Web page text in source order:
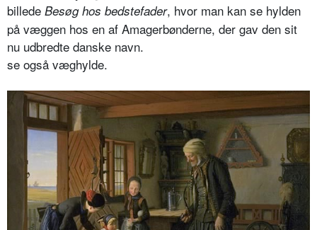
billede Besøg hos bedstefader, hvor man kan se hylden
på væggen hos en af Amagerbønderne, der gav den sit
nu udbredte danske navn.
se også væghylde.